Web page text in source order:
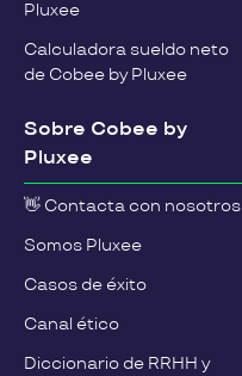
Pluxee
Calculadora sueldo neto
de Cobee by Pluxee
Sobre Cobee by
Pluxee
👋 Contacta con nosotros
Somos Pluxee
Casos de éxito
Canal ético
Diccionario de RRHH y